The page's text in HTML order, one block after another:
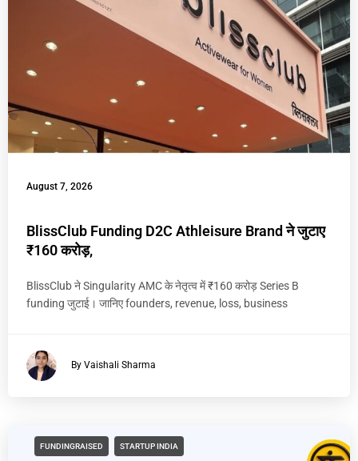
August 7, 2026
BlissClub Funding D2C Athleisure Brand ने जुटाए
₹160 करोड़,
BlissClub ने Singularity AMC के नेतृत्व में ₹160 करोड़ Series B
funding जुटाई। जानिए founders, revenue, loss, business
By Vaishali Sharma
FUNDINGRAISED STARTUP INDIA